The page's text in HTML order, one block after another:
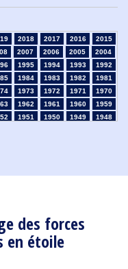
des forces
en étoile
2018 2017 2016
2015
2007 2006 2005
2004
1995 1994 1993
1992
1984 1983 1982
1981
1973 1972 1971
1970
1962 1961 1960
1959
1951 1950 1949
1948